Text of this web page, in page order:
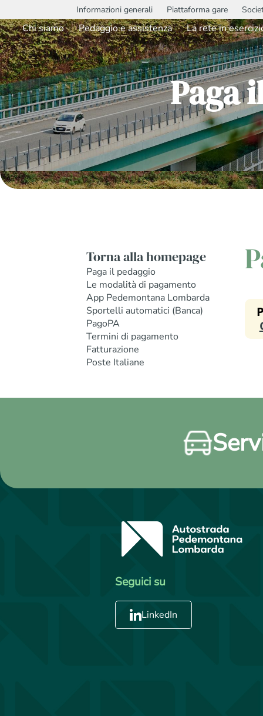
Informazioni generali Piattaforma gare
Chi siamo Pedaggio e assistenza La rete in
Paga
Torna alla homepage
Paga il pedaggio
Le modalità di pagamento
App Pedemontana Lombarda
Sportelli automatici (Banca)
PagoPA
Termini di pagamento
Fatturazione
Poste Italiane
Seguici su
LinkedIn